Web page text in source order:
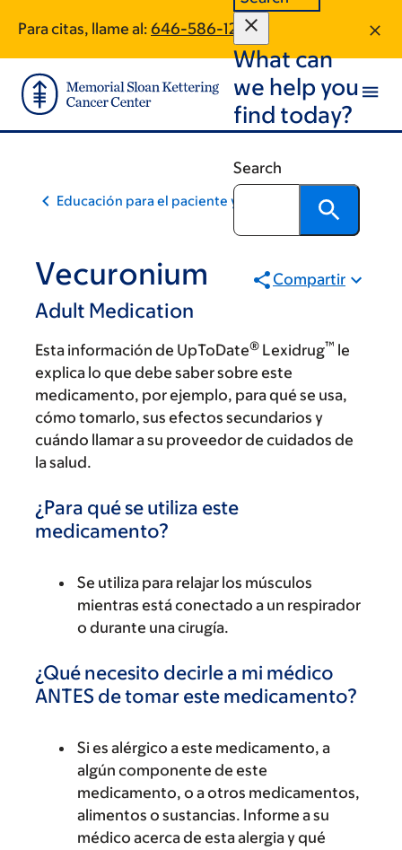
main
content
footer
Para citas, llame al: 646-586-1223
What can
we help you
find today?
Search
Educación para el paciente y la comunidad
Vecuronium
Adult Medication
Compartir
Esta información de UpToDate® Lexidrug™ le
explica lo que debe saber sobre este
medicamento, por ejemplo, para qué se usa,
cómo tomarlo, sus efectos secundarios y
cuándo llamar a su proveedor de cuidados de
la salud.
¿Para qué se utiliza este
medicamento?
Se utiliza para relajar los músculos
mientras está conectado a un respirador
o durante una cirugía.
¿Qué necesito decirle a mi médico
ANTES de tomar este medicamento?
Si es alérgico a este medicamento, a
algún componente de este
medicamento, o a otros medicamentos,
alimentos o sustancias. Informe a su
médico acerca de esta alergia y qué